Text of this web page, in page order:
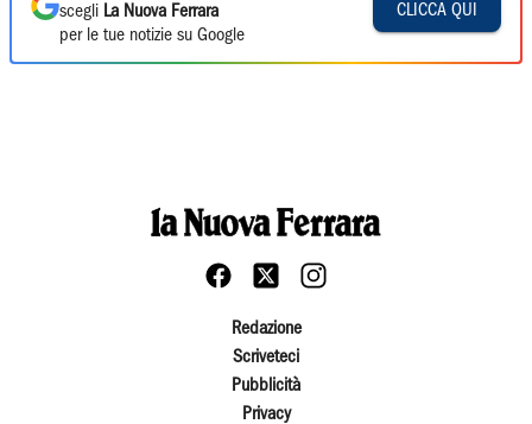
scegli La Nuova Ferrara
per le tue notizie su Google
CLICCA QUI
Redazione
Scriveteci
Pubblicità
Privacy